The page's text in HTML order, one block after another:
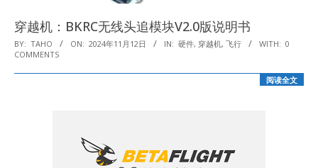
穿越机：BKRC无线头追模块V2.0版说明书
2024-
11-
12
BY: TAHO ON: 2024年11月12日 IN: 硬件, 穿越机, 飞行 WITH: 0
COMMENTS
阅读全文